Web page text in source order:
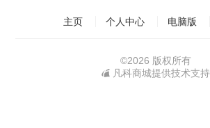
主页 个人中心 电脑版
©2026 版权所有
凡科商城提供技术支持